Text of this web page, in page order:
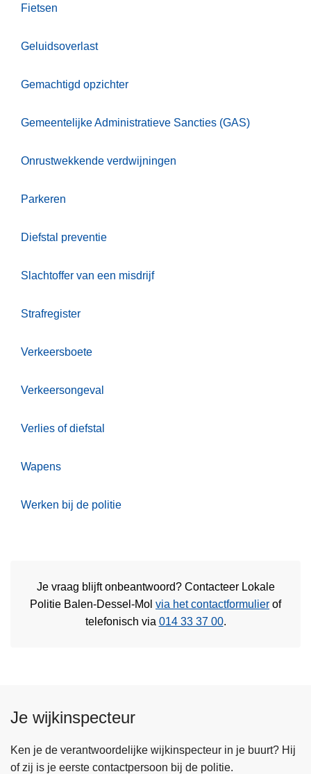
Fietsen
Geluidsoverlast
Gemachtigd opzichter
Gemeentelijke Administratieve Sancties (GAS)
Onrustwekkende verdwijningen
Parkeren
Diefstal preventie
Slachtoffer van een misdrijf
Strafregister
Verkeersboete
Verkeersongeval
Verlies of diefstal
Wapens
Werken bij de politie
Je vraag blijft onbeantwoord? Contacteer Lokale
Politie Balen-Dessel-Mol via het contactformulier of
telefonisch via 014 33 37 00.
Je wijkinspecteur
Ken je de verantwoordelijke wijkinspecteur in je buurt? Hij
of zij is je eerste contactpersoon bij de politie.